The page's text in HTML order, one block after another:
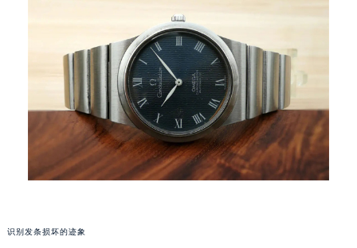
识别发条损坏的迹象